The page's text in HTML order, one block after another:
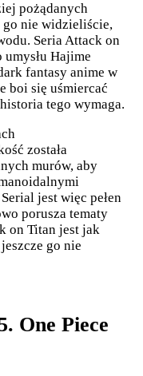
pożądanych
nie widzieliście,
Seria Attack on
Hajime
fantasy anime w
boi się uśmiercać
tego wymaga.
została
murów, aby
jest więc pełen
porusza tematy
on Titan jest jak
go nie
One Piece